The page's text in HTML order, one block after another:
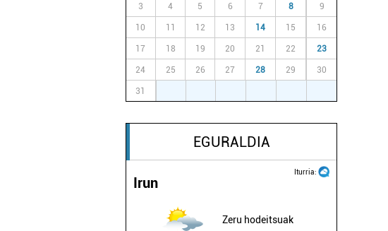
3 4 5 6 7 8 9
10 11 12 13 14 15 16
17 18 19 20 21 22 23
24 25 26 27 28 29 30
31
EGURALDIA
Iturria:
Irun
Zeru hodeitsuak